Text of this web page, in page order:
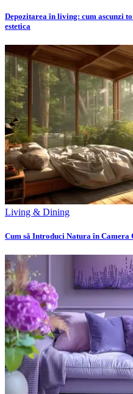
Depozitarea în living: cum ascunzi
estetica
Living & Dining
Cum să Introduci Natura în